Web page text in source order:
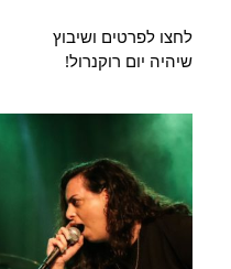
לחצו לפרטים ושיבוץ
שיהיה יום רוקנרול!